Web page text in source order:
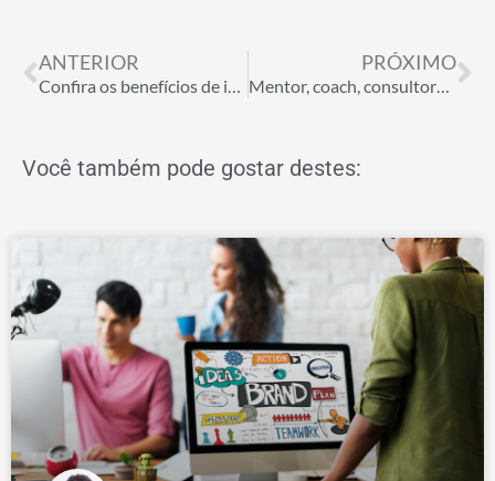
Anterior
ANTERIOR PRÓXIMO
Mentor, coach, consultor… quem seria o mais indicado para orientação de carreira?
Você também pode gostar destes: